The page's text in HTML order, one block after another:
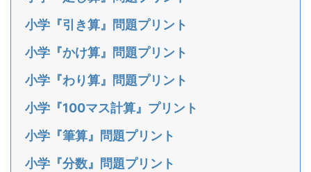
小学『引き算』問題プリント
小学『かけ算』問題プリント
小学『わり算』問題プリント
小学『100マス計算』プリント
小学『筆算』問題プリント
小学『分数』問題プリント